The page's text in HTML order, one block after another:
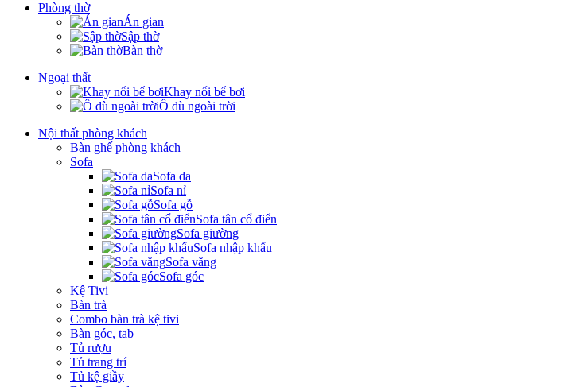
Phòng thờ
Án gian
Sập thờ
Bàn thờ
Ngoại thất
Khay nổi bể bơi
Ô dù ngoài trời
Nội thất phòng khách
Bàn ghế phòng khách
Sofa
Sofa da
Sofa nỉ
Sofa gỗ
Sofa tân cổ điển
Sofa giường
Sofa nhập khẩu
Sofa văng
Sofa góc
Kệ Tivi
Bàn trà
Combo bàn trà kệ tivi
Bàn góc, tab
Tủ rượu
Tủ trang trí
Tủ kệ giầy